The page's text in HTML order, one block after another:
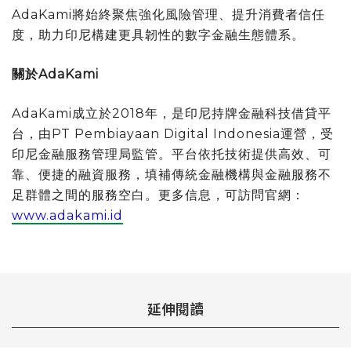
AdaKami將始終聚焦強化風險管理、提升消費者信任
度，助力印尼構建更具韌性的數字金融生態體系。
關於AdaKami
AdaKami成立於2018年，是印尼持牌金融科技借貸平
台，由PT Pembiayaan Digital Indonesia運營，受
印尼金融服務管理局監管。平台依托技術提供高效、可
靠、便捷的融資服務，填補傳統金融機構與金融服務不
足群體之間的服務空白。更多信息，可訪問官網：
www.adakami.id
延伸閱讀